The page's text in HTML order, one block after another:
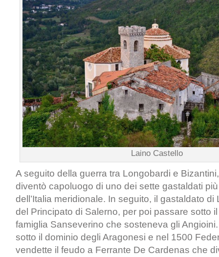
Laino Castello
A seguito della guerra tra Longobardi e
diventò capoluogo di uno dei sette gastaldati
dell’Italia meridionale. In seguito, il gastaldato di
del Principato di Salerno, per poi passare sotto
famiglia Sanseverino che sosteneva gli
sotto il dominio degli Aragonesi e nel 1500
vendette il feudo a Ferrante De Cardenas che